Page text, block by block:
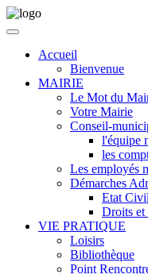
Accueil
Bienvenue
MAIRIE
Le Mot du
Votre Mairie
Conseil-
l'équipe
les
Les employés
Démarches
Etat Civil
Droits et
VIE PRATIQUE
Loisirs
Bibliothèque
Point